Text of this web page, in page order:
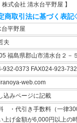
株式会社 清水台平野屋 】
取引法に基づく表
平野屋
夫
福島県郡山市清水台２－
932-0373 FAX024-923-
web.com
込みページに記載
・代引き手数料（一律
上げ金額が6,000円以上の